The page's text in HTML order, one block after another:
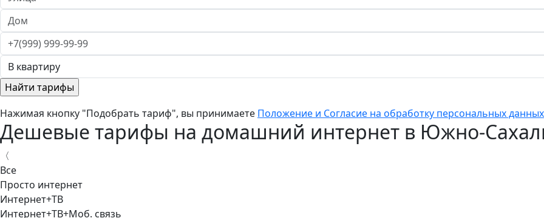
Нажимая кнопку "Подобрать тариф", вы принимаете Положение и Согласие на обработку персональных данных
Дешевые тарифы на домашний интернет в Южно-
〈
Все
Просто интернет
Интернет+ТВ
Интернет+ТВ+Моб. связь